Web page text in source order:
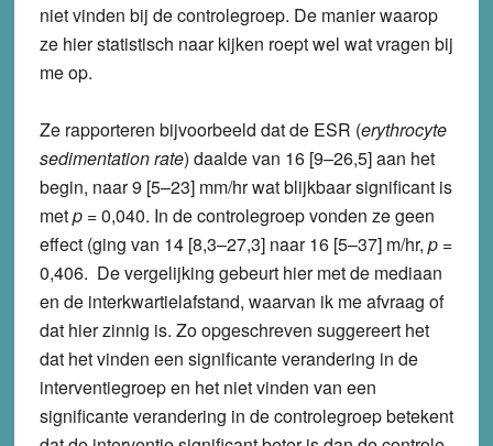
niet vinden bij de controlegroep. De manier waarop
ze hier statistisch naar kijken roept wel wat vragen bij
me op.
Ze rapporteren bijvoorbeeld dat de ESR (erythrocyte
sedimentation rate) daalde van 16 [9–26,5] aan het
begin, naar 9 [5–23] mm/hr wat blijkbaar significant is
metp= 0,040. In de controlegroep vonden ze geen
effect (ging van 14 [8,3–27,3] naar 16 [5–37] m/hr, p=
0,406. De vergelijking gebeurt hier met de mediaan
en de interkwartielafstand, waarvan ik me afvraag of
dat hier zinnig is. Zo opgeschreven suggereert het
dat het vinden een significante verandering in de
interventiegroep en het niet vinden van een
significante verandering in de controlegroep betekent